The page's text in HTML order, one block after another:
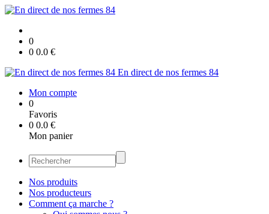
0
0 0.0 €
En direct de nos fermes 84
Mon compte
0
Favoris
0 0.0 €
Mon panier
Nos produits
Nos producteurs
Comment ça marche ?